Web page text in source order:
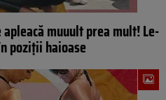
muuult prea mult! Le-
poziții haioase